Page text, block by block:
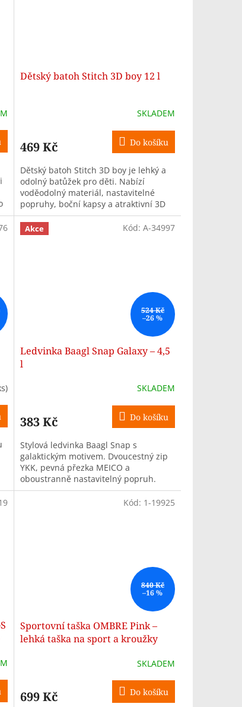
Dětský batoh Stitch 3D boy 12 l
SKLADEM
469 Kč Do košíku
Dětský batoh Stitch 3D boy je lehký a
odolný batůžek pro děti. Nabízí
voděodolný materiál, nastavitelné
popruhy, boční kapsy a atraktivní 3D
design s motivem Stitch.
Akce
524 Kč
–26 %
Ledvinka Baagl Snap Galaxy – 4,5
l
SKLADEM
383 Kč Do košíku
Stylová ledvinka Baagl Snap s
galaktickým motivem. Dvoucestný zip
YKK, pevná přezka MEICO a
oboustranně nastavitelný popruh.
Voděodolný recyklovaný materiál.
Kód: A-34997
840 Kč
–16 %
Sportovní taška OMBRE Pink –
lehká taška na sport a kroužky
SKLADEM
699 Kč Do košíku
Kód: 1-19925